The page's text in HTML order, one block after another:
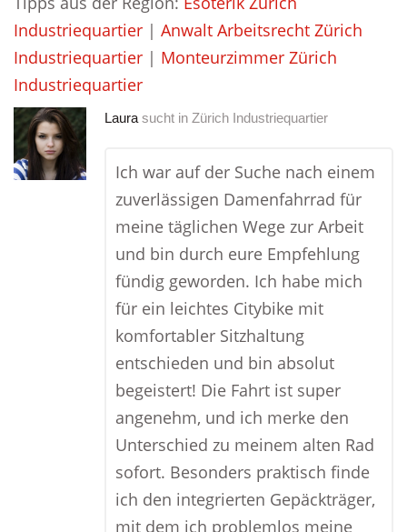
Industriequartier | Anwalt Arbeitsrecht Zürich
Industriequartier | Monteurzimmer Zürich
Industriequartier
Laura sucht in Zürich Industriequartier
Ich war auf der Suche nach einem
zuverlässigen Damenfahrrad für
meine täglichen Wege zur Arbeit
und bin durch eure Empfehlung
fündig geworden. Ich habe mich
für ein leichtes Citybike mit
komfortabler Sitzhaltung
entschieden und bin absolut
begeistert! Die Fahrt ist super
angenehm, und ich merke den
Unterschied zu meinem alten Rad
sofort. Besonders praktisch finde
ich den integrierten Gepäckträger,
mit dem ich problemlos meine